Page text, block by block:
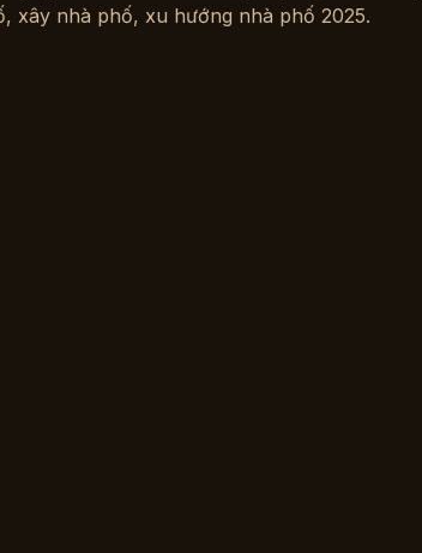
, xây nhà phố, xu hướng nhà phố 2025.